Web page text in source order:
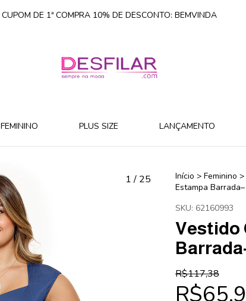
CUPOM DE 1ª COMPRA 10% DE DESCONTO: BEMVINDA
FEMININO PLUS SIZE LANÇAMENTO
1/ 25 Início > Feminino >
Estampa
SKU: 62160993
Vestido
R$117,38